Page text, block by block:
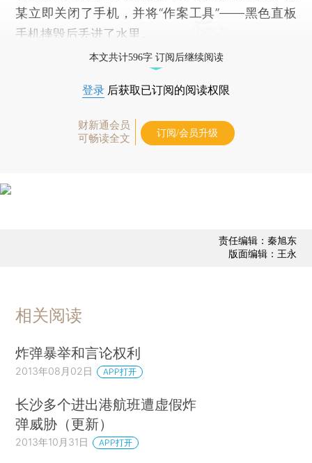
某立即关闭了手机，并将“作案工具”——黑色直板
手机摔毁后丢进了水里。
本文共计596字 订阅后继续阅读
登录 后获取已订阅的阅读权限
财新通会员
可畅读全文
订阅/会员升级
责任编辑：秦旭东
版面编辑：王永
相关阅读
炸弹暴举和言论权利
2013年08月02日 APP打开
长沙多个进出港航班遭虚假炸
弹威胁（更新）
2013年10月31日 APP打开